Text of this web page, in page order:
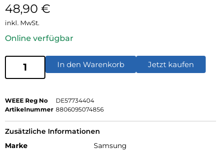
48,90 €
inkl. MwSt.
Online verfügbar
In den Warenkorb Jetzt kaufen
WEEE Reg No
DE57734404
Artikelnummer 8806095074856
Zusätzliche Informationen
Marke
Samsung